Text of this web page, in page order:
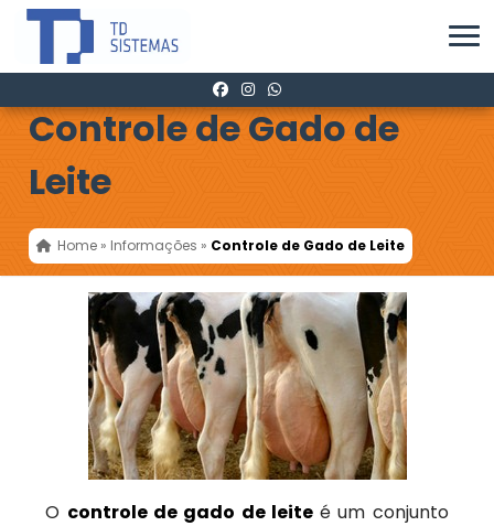
Controle de Gado de
Leite
Home » Informações » Controle de Gado de Leite
O controle de gado de leiteé um conjunto